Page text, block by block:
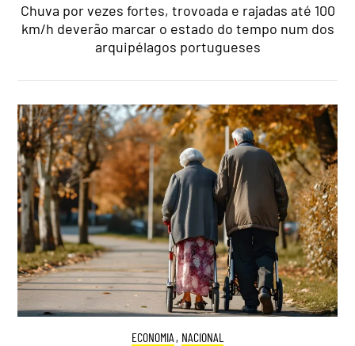
Chuva por vezes fortes, trovoada e rajadas até 100
km/h deverão marcar o estado do tempo num dos
arquipélagos portugueses
ECONOMIA , NACIONAL